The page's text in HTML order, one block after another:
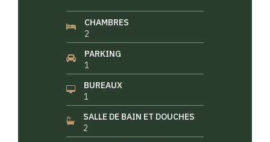
CHAMBRES
2
PARKING
1
BUREAUX
1
SALLE DE BAIN ET DOUCHES
2